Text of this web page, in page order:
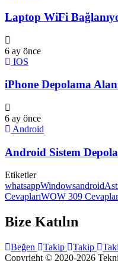
Laptop WiFi
6 ay önce
IOS
iPhone Depolama
6 ay önce
Android
Android Sistem
Etiketler
whatsappWindowsandroid
CevaplarıWOW 309
Bize Katılın
Beğen Takip Takip
Copyright © 2020-2026